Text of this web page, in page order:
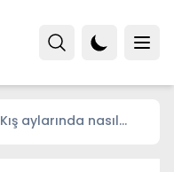
Kış aylarında nasıl